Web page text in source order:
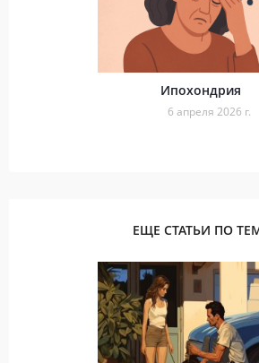
Ипохондрия
6 апреля 2026 г.
ЕЩЕ СТАТЬИ ПО